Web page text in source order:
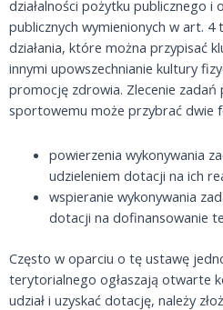
działalności pożytku publicznego i
publicznych wymienionych w art. 4
działania, które można przypisać
innymi upowszechnianie kultury
promocję zdrowia. Zlecenie zadań
sportowemu może przybrać dwie
powierzenia wykonywania
udzieleniem dotacji na ich
wspieranie wykonywania
dotacji na dofinansowanie
Często w oparciu o tę ustawę
terytorialnego ogłaszają otwarte
udział i uzyskać dotację, należy